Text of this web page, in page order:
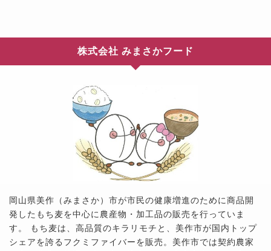
株式会社 みまさかフード
岡山県美作（みまさか）市が市民の健康増進のために商品開
発したもち麦を中心に農産物・加工品の販売を行っていま
す。 もち麦は、高品質のキラリモチと、美作市が国内トップ
シェアを誇るフクミファイバーを販売。美作市では契約農家